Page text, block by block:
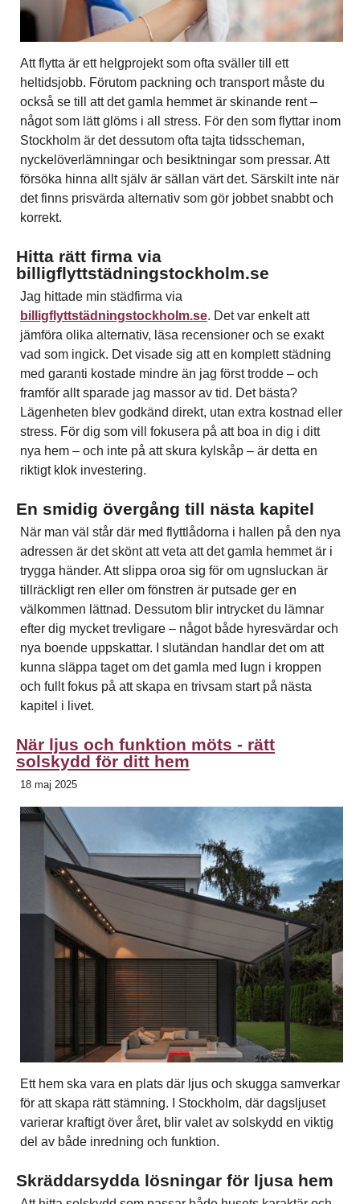
Att flytta är ett helgprojekt som ofta sväller till ett
heltidsjobb. Förutom packning och transport måste du
också se till att det gamla hemmet är skinande rent –
något som lätt glöms i all stress. För den som flyttar inom
Stockholm är det dessutom ofta tajta tidsscheman,
nyckelöverlämningar och besiktningar som pressar. Att
försöka hinna allt själv är sällan värt det. Särskilt inte när
det finns prisvärda alternativ som gör jobbet snabbt och
korrekt.
Hitta rätt firma via
billigflyttstädningstockholm.se
Jag hittade min städfirma via
billigflyttstädningstockholm.se. Det var enkelt att
jämföra olika alternativ, läsa recensioner och se exakt
vad som ingick. Det visade sig att en komplett städning
med garanti kostade mindre än jag först trodde – och
framför allt sparade jag massor av tid. Det bästa?
Lägenheten blev godkänd direkt, utan extra kostnad eller
stress. För dig som vill fokusera på att boa in dig i ditt
nya hem – och inte på att skura kylskåp – är detta en
riktigt klok investering.
En smidig övergång till nästa kapitel
När man väl står där med flyttlådorna i hallen på den nya
adressen är det skönt att veta att det gamla hemmet är i
trygga händer. Att slippa oroa sig för om ugnsluckan är
tillräckligt ren eller om fönstren är putsade ger en
välkommen lättnad. Dessutom blir intrycket du lämnar
efter dig mycket trevligare – något både hyresvärdar och
nya boende uppskattar. I slutändan handlar det om att
kunna släppa taget om det gamla med lugn i kroppen
och fullt fokus på att skapa en trivsam start på nästa
kapitel i livet.
När ljus och funktion möts - rätt
solskydd för ditt hem
18 maj 2025
Ett hem ska vara en plats där ljus och skugga samverkar
för att skapa rätt stämning. I Stockholm, där dagsljuset
varierar kraftigt över året, blir valet av solskydd en viktig
del av både inredning och funktion.
Skräddarsydda lösningar för ljusa hem